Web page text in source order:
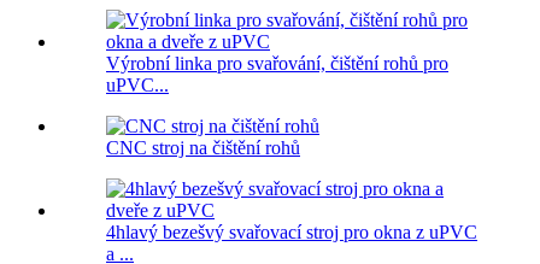
Výrobní linka pro svařování, čištění rohů pro
uPVC...
CNC stroj na čištění rohů
4hlavý bezešvý svařovací stroj pro okna z uPVC
a ...